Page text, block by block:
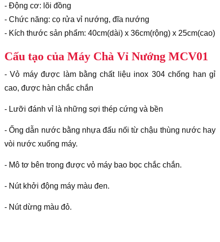
- Động cơ: lõi đồng
- Chức năng: cọ rửa vỉ nướng, đĩa nướng
- Kích thước sản phẩm: 40cm(dài) x 36cm(rộng) x 25cm(cao)
Cấu tạo của Máy Chà Vỉ Nướng MCV01
- Vỏ máy được làm bằng chất liệu inox 304 chống han gỉ
cao, được hàn chắc chắn
- Lưỡi đánh vỉ là những sợi thép cứng và bền
- Ống dẫn nước bằng nhựa đấu nối từ chậu thùng nước hay
vòi nước xuống máy.
- Mô tơ bên trong được vỏ máy bao bọc chắc chắn.
- Nút khởi động máy màu đen.
- Nút dừng màu đỏ.